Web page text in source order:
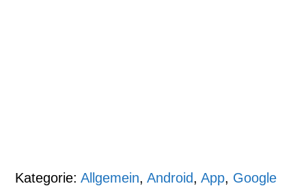
Kategorie:Allgemein,Android,App, Google